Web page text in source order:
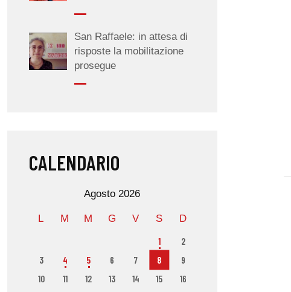
San Raffaele: in attesa di
risposte la mobilitazione
prosegue
CALENDARIO
Agosto 2026
L M M G V S D
1
2
3
4 5 6 7 8
9
10
11 12 13 14 15
16